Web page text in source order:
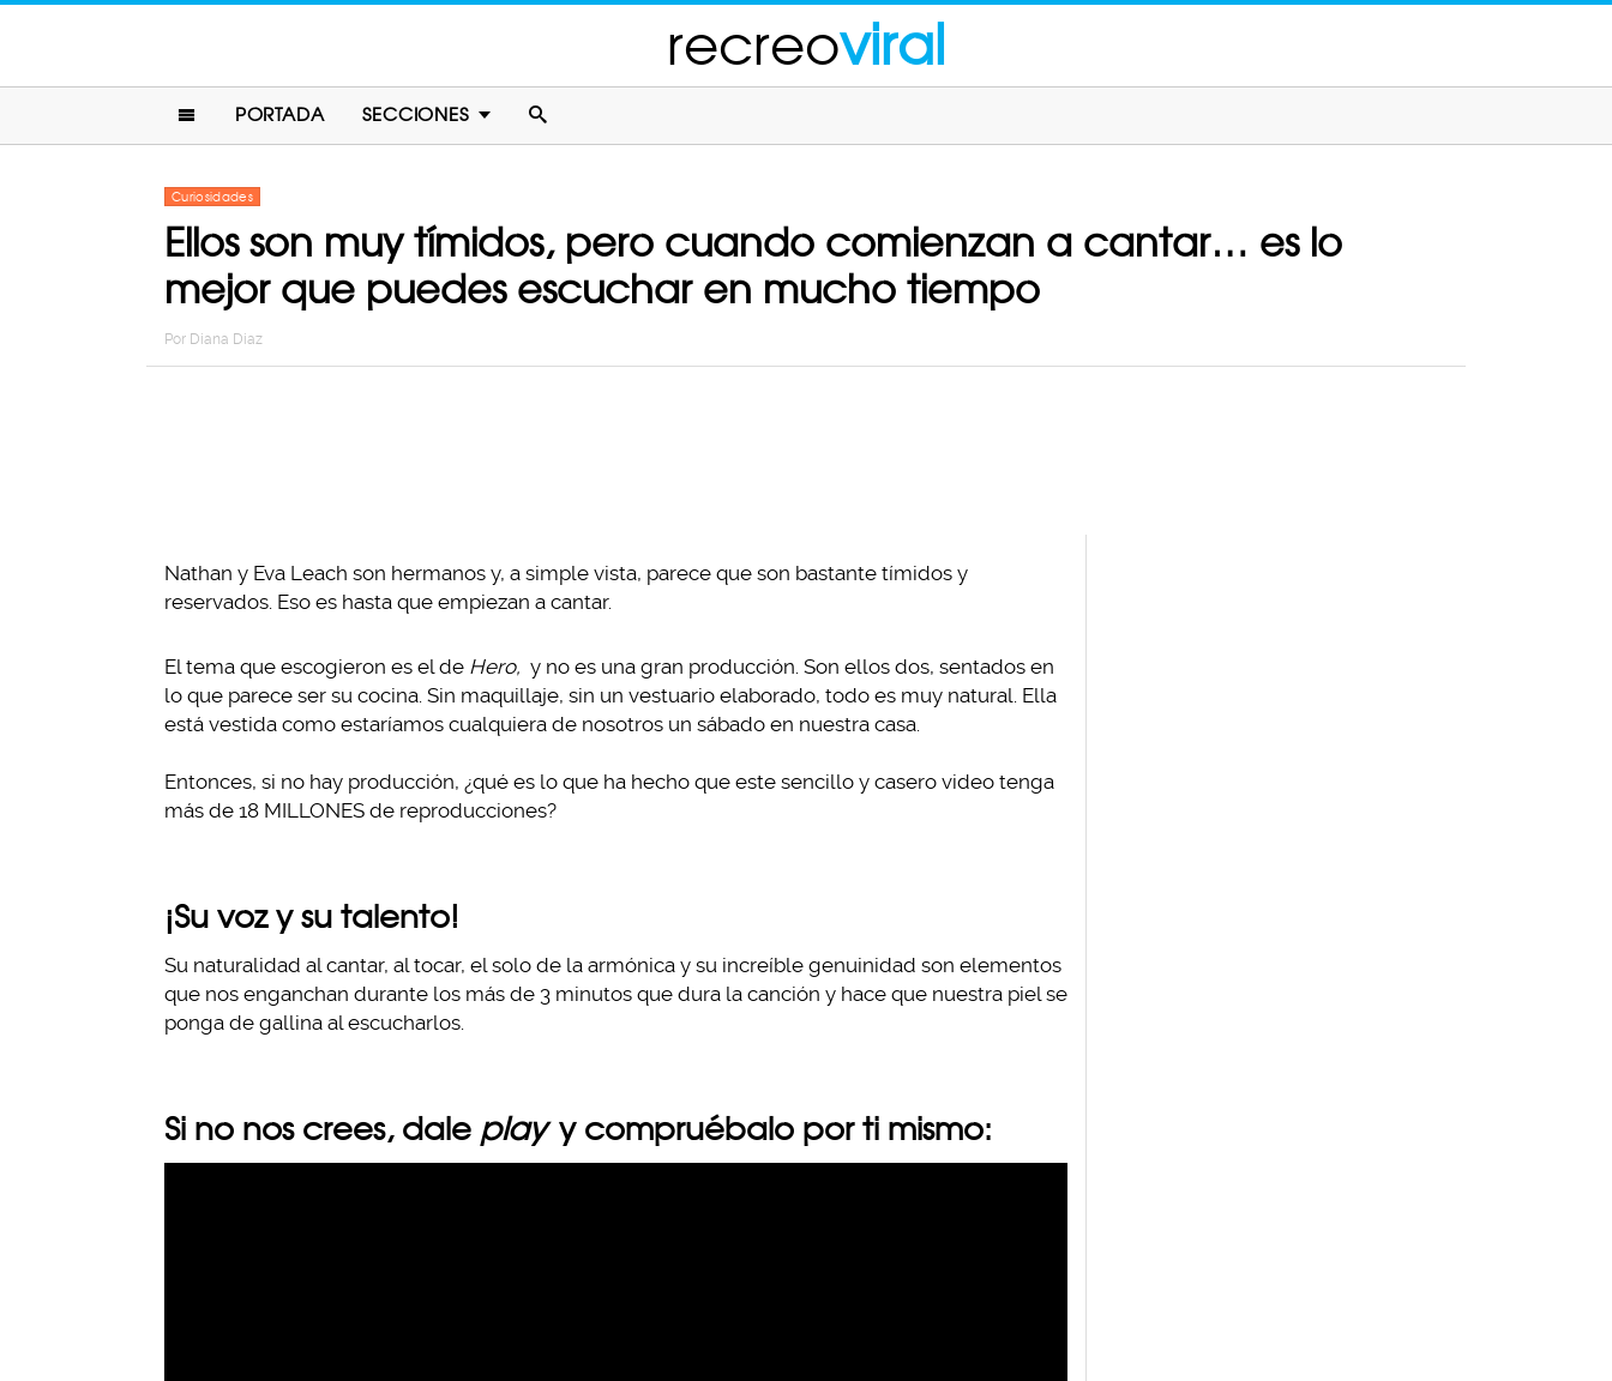
recreoviral
PORTADA SECCIONES
Curiosidades
Ellos son muy tímidos, pero cuando comienzan a cantar… es lo
mejor que puedes escuchar en mucho tiempo
Por Diana Diaz
Nathan y Eva Leach son hermanos y, a simple vista, parece que son bastante tímidos y
reservados. Eso es hasta que empiezan a cantar.
El tema que escogieron es el de Hero, y no es una gran producción. Son ellos dos, sentados en
lo que parece ser su cocina. Sin maquillaje, sin un vestuario elaborado, todo es muy natural. Ella
está vestida como estaríamos cualquiera de nosotros un sábado en nuestra casa.
Entonces, si no hay producción, ¿qué es lo que ha hecho que este sencillo y casero video tenga
más de 18 MILLONES de reproducciones?
¡Su voz y su talento!
Su naturalidad al cantar, al tocar, el solo de la armónica y su increíble genuinidad son elementos
que nos enganchan durante los más de 3 minutos que dura la canción y hace que nuestra piel se
ponga de gallina al escucharlos.
Si no nos crees, dale playy compruébalo por ti mismo: